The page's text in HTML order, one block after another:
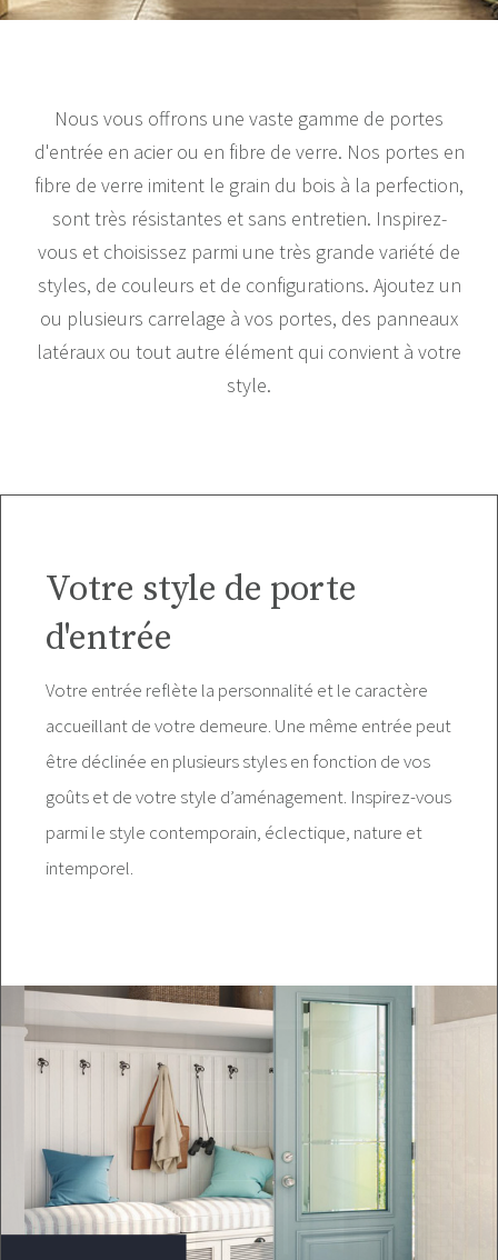
Nous vous offrons une vaste gamme de portes
d'entrée en acier ou en fibre de verre. Nos portes en
fibre de verre imitent le grain du bois à la perfection,
sont très résistantes et sans entretien. Inspirez-
vous et choisissez parmi une très grande variété de
styles, de couleurs et de configurations. Ajoutez un
ou plusieurs carrelage à vos portes, des panneaux
latéraux ou tout autre élément qui convient à votre
style.
Votre style de porte
d'entrée
Votre entrée reflète la personnalité et le caractère
accueillant de votre demeure. Une même entrée peut
être déclinée en plusieurs styles en fonction de vos
goûts et de votre style d’aménagement. Inspirez-vous
parmi le style contemporain, éclectique, nature et
intemporel.